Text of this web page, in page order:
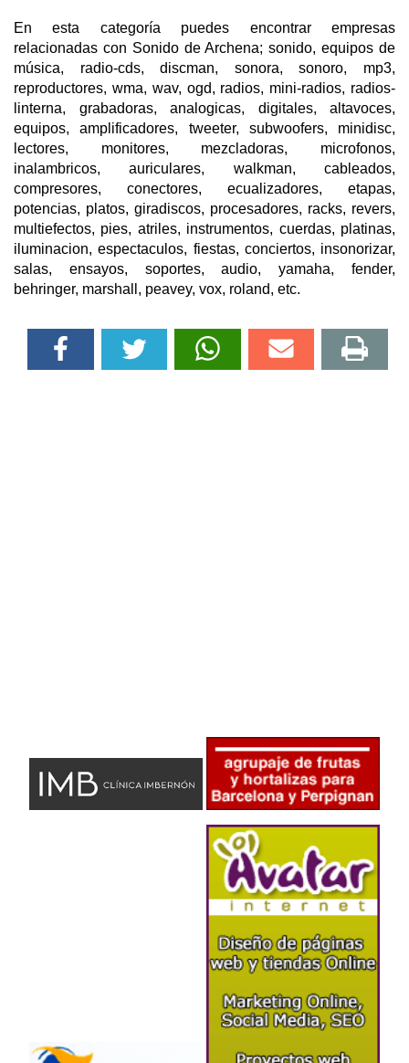
En esta categoría puedes encontrar empresas
relacionadas con Sonido de Archena; sonido, equipos de
música, radio-cds, discman, sonora, sonoro, mp3,
reproductores, wma, wav, ogd, radios, mini-radios, radios-
linterna, grabadoras, analogicas, digitales, altavoces,
equipos, amplificadores, tweeter, subwoofers, minidisc,
lectores, monitores, mezcladoras, microfonos,
inalambricos, auriculares, walkman, cableados,
compresores, conectores, ecualizadores, etapas,
potencias, platos, giradiscos, procesadores, racks, revers,
multiefectos, pies, atriles, instrumentos, cuerdas, platinas,
iluminacion, espectaculos, fiestas, conciertos, insonorizar,
salas, ensayos, soportes, audio, yamaha, fender,
behringer, marshall, peavey, vox, roland, etc.